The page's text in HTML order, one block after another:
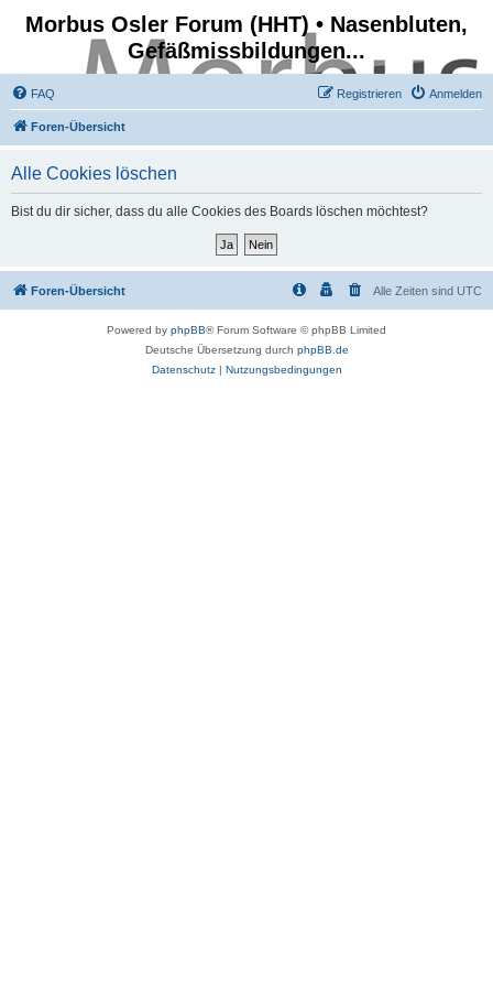
Morbus Osler Forum (HHT) • Nasenbluten,
Gefäßmissbildungen...
FAQ Anmelden
Registrieren
Foren-Übersicht
Alle Cookies löschen
Bist du dir sicher, dass du alle Cookies des Boards löschen möchtest?
Foren-Übersicht Alle Zeiten sind UTC
Powered by phpBB® Forum Software © phpBB Limited
Deutsche Übersetzung durch phpBB.de
Datenschutz| Nutzungsbedingungen